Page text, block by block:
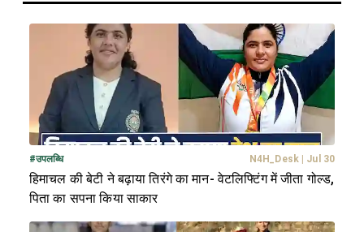
#उपलब्धि N4H_Desk| Jul 30
हिमाचल की बेटी ने बढ़ाया तिरंगे का मान- वेटलिफ्टिंग में जीता गोल्ड,
पिता का सपना किया साकार